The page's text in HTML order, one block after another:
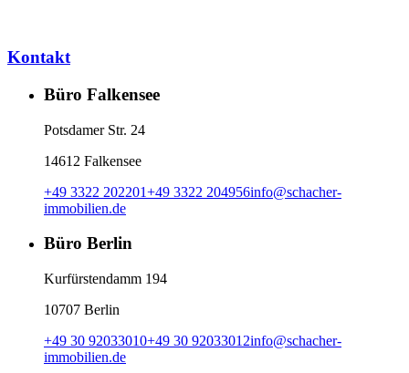
Kontakt
Büro Falkensee
Potsdamer Str. 24
14612 Falkensee
+49 3322 202201+49 3322 204956info@schacher-
immobilien.de
Büro Berlin
Kurfürstendamm 194
10707 Berlin
+49 30 92033010+49 30 92033012info@schacher-
immobilien.de